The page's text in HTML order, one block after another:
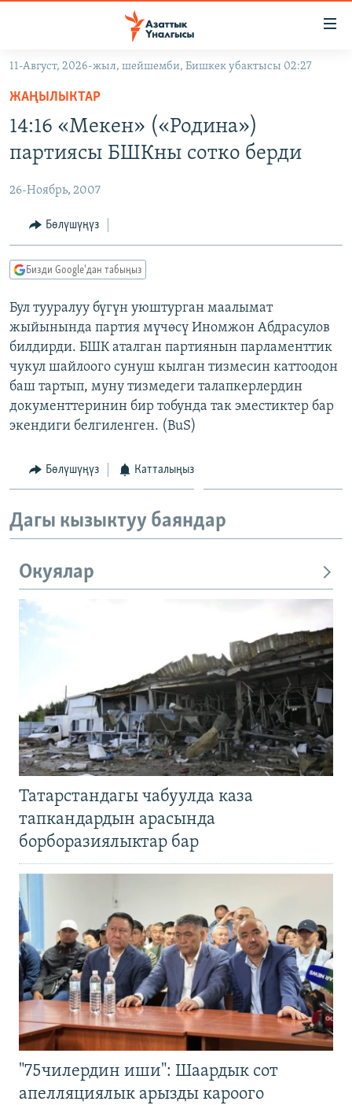
Навигацияга
өтүңүз
салыңыз
ЭКОНОМИКА
МАДАНИЯТ
БОРБОР АЗИЯ
УКРАИНА
АТАЙЫН ИЛИКТӨӨ
ТВ ПРОГРАММАЛАР
ЭКСПЕРТТЕР ТАЛДАЙТ
БИЗ ЖАНА ДҮЙНӨ
ЭЖЕ-СИҢДИЛЕР
АЗАТТЫК+
ЫҢГАЙСЫЗ СУРООЛОР
ӨЗГӨЧӨ ПИКИР
Русский
ОНЛАЙН ШЕРИНЕ
ЭЕ/АРнун бардык сайттары
11-Август, 2026-жыл, шейшемби, Бишкек убактысы 02:27
ЖАҢЫЛЫКТАР
14:16 «Мекен» («Родина»)
партиясы БШКны сотко берди
26-Ноябрь, 2007
Бөлүшүңүз
Бизди Google'дан табыңыз
Бул тууралуу бүгүн уюштурган маалымат
жыйынында партия мүчөсү Иномжон Абдрасулов
билдирди. БШК аталган партиянын парламенттик
чукул шайлоого сунуш кылган тизмесин каттоодон
баш тартып, муну тизмедеги талапкерлердин
документтеринин бир тобунда так эместиктер бар
экендиги белгиленген. (BuS)
Бөлүшүңүз Катталыңыз
Дагы кызыктуу баяндар
Окуялар
Татарстандагы чабуулда каза
тапкандардын арасында
борборазиялыктар бар
"75чилердин иши": Шаардык сот
апелляциялык арызды кароого